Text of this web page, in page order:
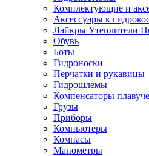
Комплектующие и
Аксессуары к
Лайкры Утеплители
Обувь
Боты
Гидроноски
Перчатки и рукавицы
Гидрошлемы
Компенсаторы
Грузы
Приборы
Компьютеры
Компасы
Манометры